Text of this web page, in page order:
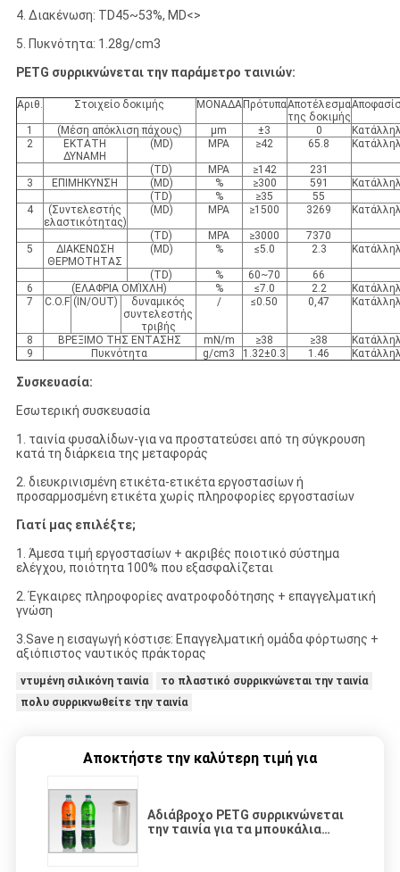
4. Διακένωση: TD45~53%, MD<>
5. Πυκνότητα: 1.28g/cm3
PETG συρρικνώνεται την παράμετρο ταινιών:
Αριθ. Στοιχείο δοκιμής ΜΟΝΑΔΑ ΠρότυπαΑποτέλεσμα
της δοκιμής
1 (Μέση απόκλιση πάχους) μm ±3 0
2
ΕΚΤΑΤΗ
ΔΥΝΑΜΗ
(MD) MPA ≥42 65.8
(TD) MPA ≥142
231
3
ΕΠΙΜΗΚΥΝΣΗ (MD) % ≥300 591
(TD)
% ≥35
55
4
(Συντελεστής
ελαστικότητας)
(MD) MPA ≥1500 3269
(TD) MPA ≥3000
7370
5
ΔΙΑΚΕΝΩΣΗ
ΘΕΡΜΟΤΗΤΑΣ
(MD) % ≤5.0 2.3
(TD) % 60~70
66
6
(ΕΛΑΦΡΙΑ ΟΜΊΧΛΗ) % ≤7.0 2.2
7
C.O.F (IN/OUT)
δυναμικός
συντελεστής
τριβής
/ ≤0.50 0,47
8 ΒΡΕΞΙΜΟ ΤΗΣ ΕΝΤΑΣΗΣ mN/m ≥38 ≥38
9
Πυκνότητα g/cm3 1.32±0.3 1.46
Συσκευασία:
Εσωτερική συσκευασία
1. ταινία φυσαλίδων-για να προστατεύσει από τη σύγκρουση
κατά τη διάρκεια της μεταφοράς
2. διευκρινισμένη ετικέτα-ετικέτα εργοστασίων ή
προσαρμοσμένη ετικέτα χωρίς πληροφορίες εργοστασίων
Γιατί μας επιλέξτε;
1. Άμεσα τιμή εργοστασίων + ακριβές ποιοτικό σύστημα
ελέγχου, ποιότητα 100% που εξασφαλίζεται
2. Έγκαιρες πληροφορίες ανατροφοδότησης + επαγγελματική
γνώση
3.Save η εισαγωγή κόστισε: Επαγγελματική ομάδα φόρτωσης +
αξιόπιστος ναυτικός πράκτορας
ντυμένη σιλικόνη ταινία
το πλαστικό συρρικνώνεται την ταινία
πολυ συρρικνωθείτε την ταινία
Αποκτήστε την καλύτερη τιμή για
Αδιάβροχο PETG συρρικνώνεται
την ταινία για τα μπουκάλια